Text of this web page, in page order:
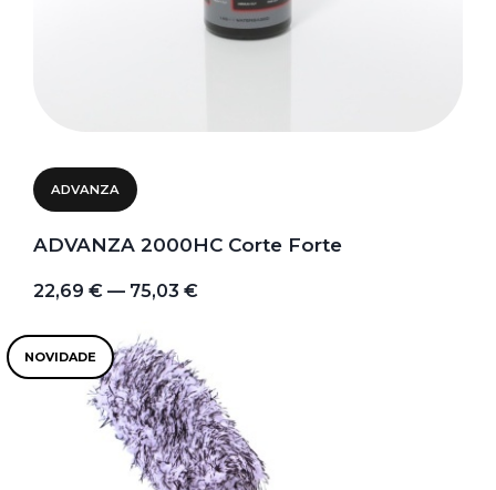
ADVANZA
ADVANZA 2000HC Corte Forte
22,69 € — 75,03 €
NOVIDADE